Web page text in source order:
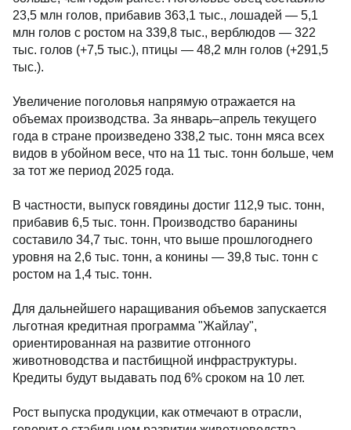
23,5 млн голов, прибавив 363,1 тыс., лошадей — 5,1
млн голов с ростом на 339,8 тыс., верблюдов — 322
тыс. голов (+7,5 тыс.), птицы — 48,2 млн голов (+291,5
тыс.).
Увеличение поголовья напрямую отражается на
объемах производства. За январь–апрель текущего
года в стране произведено 338,2 тыс. тонн мяса всех
видов в убойном весе, что на 11 тыс. тонн больше, чем
за тот же период 2025 года.
В частности, выпуск говядины достиг 112,9 тыс. тонн,
прибавив 6,5 тыс. тонн. Производство баранины
составило 34,7 тыс. тонн, что выше прошлогоднего
уровня на 2,6 тыс. тонн, а конины — 39,8 тыс. тонн с
ростом на 1,4 тыс. тонн.
Для дальнейшего наращивания объемов запускается
льготная кредитная программа "Жайлау",
ориентированная на развитие отгонного
животноводства и пастбищной инфраструктуры.
Кредиты будут выдавать под 6% сроком на 10 лет.
Рост выпуска продукции, как отмечают в отрасли,